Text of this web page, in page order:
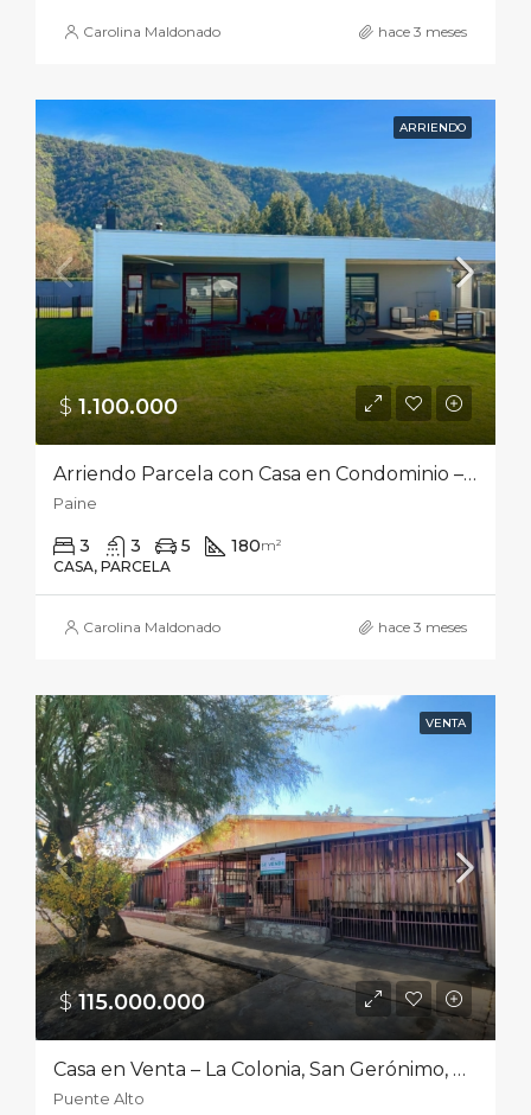
Carolina Maldonado hace 3 meses
ARRIENDO
$1.100.000‎
Arriendo Parcela con Casa en Condominio – PaineDirección: Águila Sur PC 54 Resto, Paine
Paine
3 3 5 180m²
CASA, PARCELA
Carolina Maldonado hace 3 meses
VENTA
$115.000.000‎
Casa en Venta – La Colonia, San Gerónimo, Puente Alto
Puente Alto